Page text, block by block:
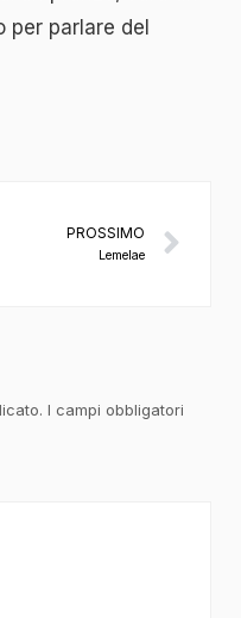
per parlare del
PROSSIMO
Lemelae
I campi obbligatori